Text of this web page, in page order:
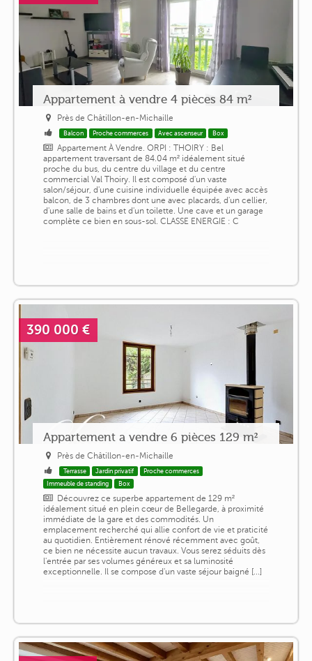
Appartement à vendre 4 pièces 84 m²
Près de Châtillon-en-Michaille
Balcon Proche commerces Avec ascenseur Box
Appartement À Vendre. ORPI : THOIRY : Bel
appartement traversant de 84.04 m² idéalement situé
proche du bus, du centre du village et du centre
commercial Val Thoiry. Il est composé d'un vaste
salon/séjour, d'une cuisine individuelle équipée avec accès
balcon, de 3 chambres dont une avec placards, d'un cellier,
d'une salle de bains et d'un toilette. Une cave et un garage
complète ce bien en sous-sol. CLASSE ENERGIE : C
390 000 €
Appartement a vendre 6 pièces 129 m²
Près de Châtillon-en-Michaille
Terrasse Jardin privatif
Proche commerces
Immeuble de standing
Box
Découvrez ce superbe appartement de 129 m²
idéalement situé en plein cœur de Bellegarde, à proximité
immédiate de la gare et des commodités. Un
emplacement recherché qui allie confort de vie et praticité
au quotidien. Entièrement rénové récemment avec goût,
ce bien ne nécessite aucun travaux. Vous serez séduits dès
l'entrée par ses volumes généreux et sa luminosité
exceptionnelle. Il se compose d'un vaste séjour baigné [...]